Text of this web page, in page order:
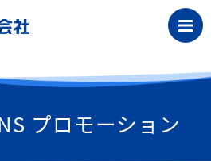
プロモーション